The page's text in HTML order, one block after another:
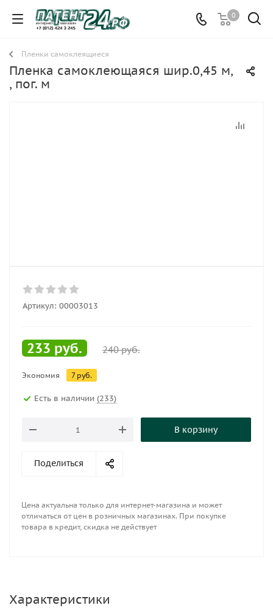
0
Пленки самоклеящиеся
Пленка самоклеющаяся шир.0,45 м,
, пог. м
Артикул: 00003013
233 руб. 240руб.
Экономия 7руб.
Есть в наличии (233)
В корзину
Поделиться
Цена актуальна только для интернет-магазина и может
отличаться от цен в розничных магазинах. При покупке
товара в кредит, скидка не действует
Характеристики